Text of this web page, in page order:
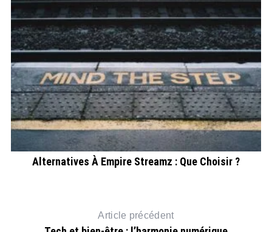
Alternatives À Empire Streamz : Que Choisir ?
Article précédent